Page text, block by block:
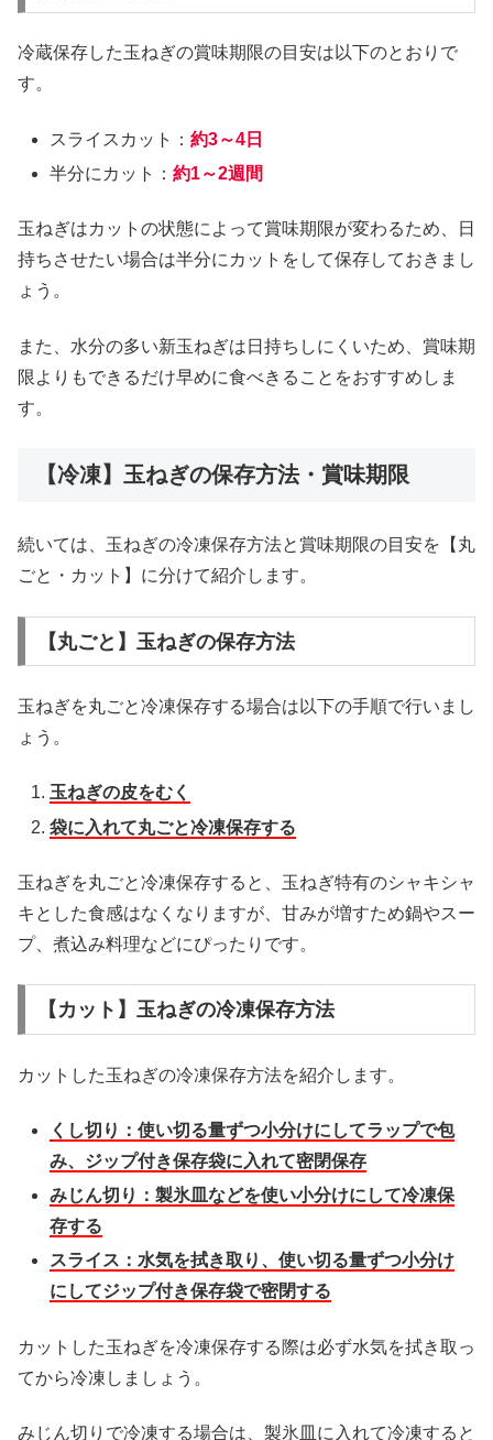
冷蔵保存した玉ねぎの賞味期限の目安は以下のとおりで
す。
スライスカット：約3～4日
半分にカット：約1～2週間
玉ねぎはカットの状態によって賞味期限が変わるため、日
持ちさせたい場合は半分にカットをして保存しておきまし
ょう。
また、水分の多い新玉ねぎは日持ちしにくいため、賞味期
限よりもできるだけ早めに食べきることをおすすめしま
す。
【冷凍】玉ねぎの保存方法・賞味期限
続いては、玉ねぎの冷凍保存方法と賞味期限の目安を【丸
ごと・カット】に分けて紹介します。
【丸ごと】玉ねぎの保存方法
玉ねぎを丸ごと冷凍保存する場合は以下の手順で行いまし
ょう。
玉ねぎの皮をむく
袋に入れて丸ごと冷凍保存する
玉ねぎを丸ごと冷凍保存すると、玉ねぎ特有のシャキシャ
キとした食感はなくなりますが、甘みが増すため鍋やスー
プ、煮込み料理などにぴったりです。
【カット】玉ねぎの冷凍保存方法
カットした玉ねぎの冷凍保存方法を紹介します。
くし切り：使い切る量ずつ小分けにしてラップで包
み、ジップ付き保存袋に入れて密閉保存
みじん切り：製氷皿などを使い小分けにして冷凍保
存する
スライス：水気を拭き取り、使い切る量ずつ小分け
にしてジップ付き保存袋で密閉する
カットした玉ねぎを冷凍保存する際は必ず水気を拭き取っ
てから冷凍しましょう。
みじん切りで冷凍する場合は、製氷皿に入れて冷凍すると